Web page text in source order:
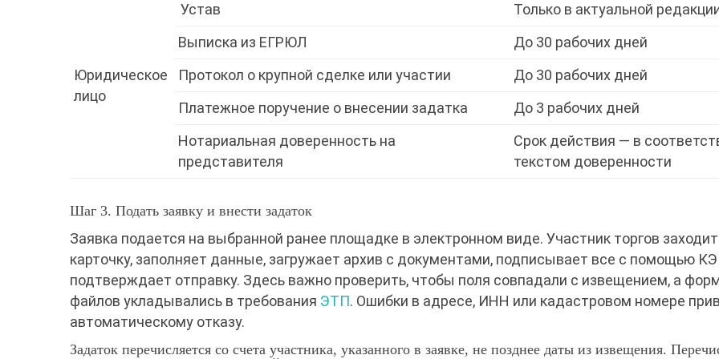
Юридическое
лицо
Устав
Только в актуальной
Выписка из ЕГРЮЛ
До 30 рабочих дней
Протокол о крупной сделке или участии
До 30 рабочих дней
Платежное поручение о внесении задатка
До 3 рабочих дней
Нотариальная доверенность на
представителя
Срок действия — в
текстом доверенности
Шаг 3. Подать заявку и внести задаток
Заявка подается на выбранной ранее площадке в электронном виде. Участник торгов
карточку, заполняет данные, загружает архив с документами, подписывает все с помощью
подтверждает отправку. Здесь важно проверить, чтобы поля совпадали с извещением, а
файлов укладывались в требования ЭТП. Ошибки в адресе, ИНН или кадастровом номере
автоматическому отказу.
Задаток перечисляется со счета участника, указанного в заявке, не позднее даты из извещения.